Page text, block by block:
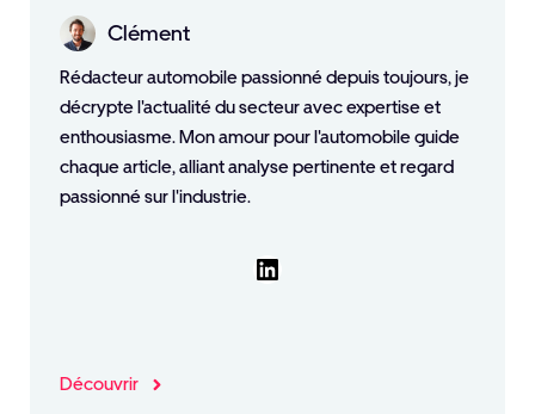
Clément
Rédacteur automobile passionné depuis toujours, je
décrypte l'actualité du secteur avec expertise et
enthousiasme. Mon amour pour l'automobile guide
chaque article, alliant analyse pertinente et regard
passionné sur l'industrie.
LinkedIn
Découvrir